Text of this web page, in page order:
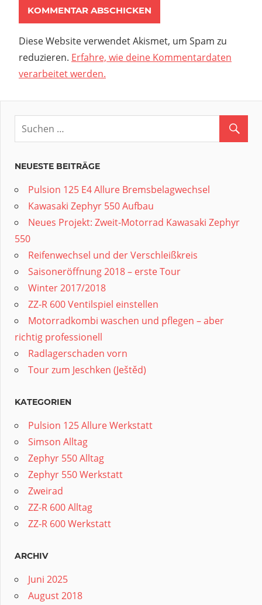
Diese Website verwendet Akismet, um Spam zu
reduzieren. Erfahre, wie deine Kommentardaten
verarbeitet werden.
NEUESTE BEITRÄGE
Pulsion 125 E4 Allure Bremsbelagwechsel
Kawasaki Zephyr 550 Aufbau
Neues Projekt: Zweit-Motorrad Kawasaki Zephyr
550
Reifenwechsel und der Verschleißkreis
Saisoneröffnung 2018 – erste Tour
Winter 2017/2018
ZZ-R 600 Ventilspiel einstellen
Motorradkombi waschen und pflegen – aber
richtig professionell
Radlagerschaden vorn
Tour zum Jeschken (Ještěd)
KATEGORIEN
Pulsion 125 Allure Werkstatt
Simson Alltag
Zephyr 550 Alltag
Zephyr 550 Werkstatt
Zweirad
ZZ-R 600 Alltag
ZZ-R 600 Werkstatt
ARCHIV
Juni 2025
August 2018